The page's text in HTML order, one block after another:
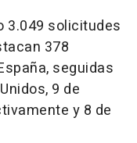
3.049 solicitudes
378
seguidas
9 de
y 8 de